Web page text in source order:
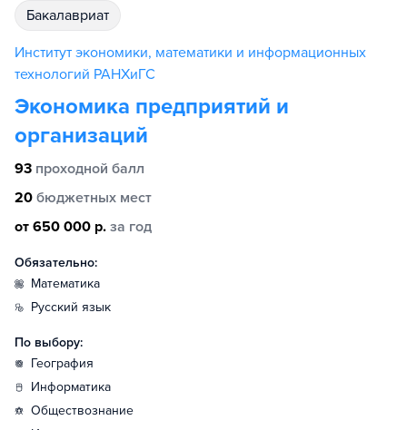
бакалавриат
Институт экономики, математики и информационных
технологий РАНХиГС
Экономика предприятий и
организаций
93 проходной балл
20 бюджетных мест
от 650 000 р. за год
Обязательно:
математика
русский язык
По выбору:
география
информатика
обществознание